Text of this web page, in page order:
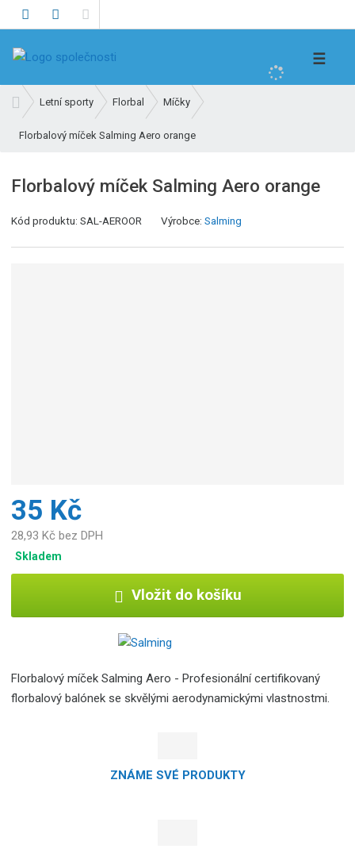
t
☰
v
o
í
t
Letní sporty Florbal Míčky
Florbalový míček Salming Aero orange
Florbalový míček Salming Aero orange
Kód produktu:SAL-AEROOR Výrobce:Salming
35 Kč
28,93 Kč bez DPH
Skladem
Vložit do košíku
Florbalový míček Salming Aero - Profesionální certifikovaný
florbalový balónek se skvělými aerodynamickými vlastnostmi.
ZNÁME SVÉ PRODUKTY